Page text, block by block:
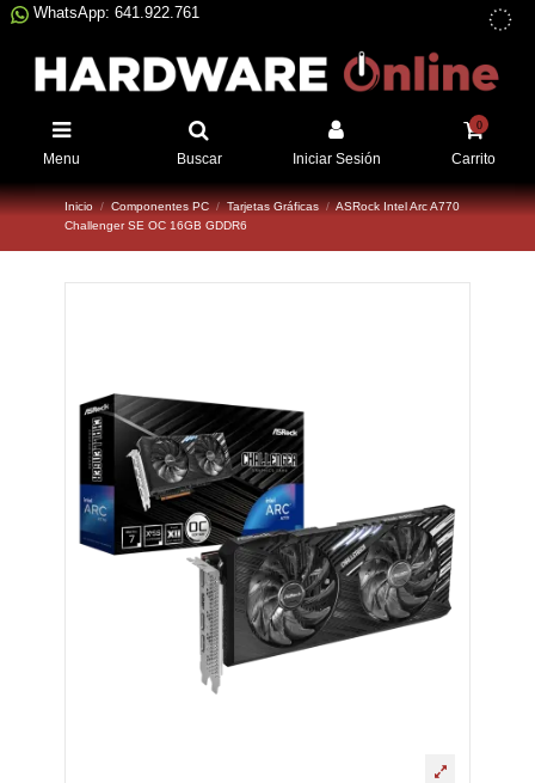
WhatsApp: 641.922.761
Menu Buscar Iniciar Sesión
0
Carrito
Inicio Componentes PC Tarjetas Gráficas
ASRock Intel Arc A770
Challenger SE OC 16GB GDDR6